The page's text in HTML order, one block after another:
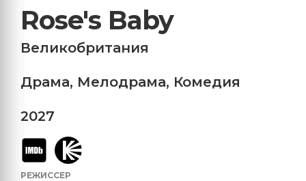
Rose's Baby
Великобритания
Драма, Мелодрама, Комедия
2027
РЕЖИССЕР